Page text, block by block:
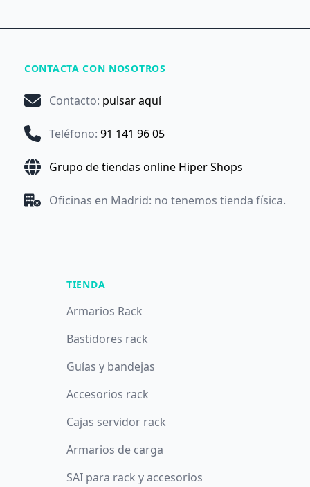
CONTACTA CON NOSOTROS
Contacto: pulsar aquí
Teléfono: 91 141 96 05
Grupo de tiendas online Hiper Shops
Oficinas en Madrid: no tenemos tienda física.
TIENDA
Armarios Rack
Bastidores rack
Guías y bandejas
Accesorios rack
Cajas servidor rack
Armarios de carga
SAI para rack y accesorios